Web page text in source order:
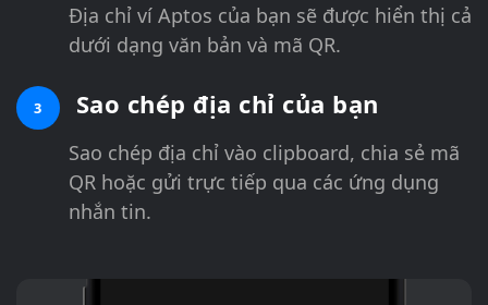
Địa chỉ ví Aptos của bạn sẽ được hiển thị cả
dưới dạng văn bản và mã QR.
3 Sao chép địa chỉ của bạn
Sao chép địa chỉ vào clipboard, chia sẻ mã
QR hoặc gửi trực tiếp qua các ứng dụng
nhắn tin.